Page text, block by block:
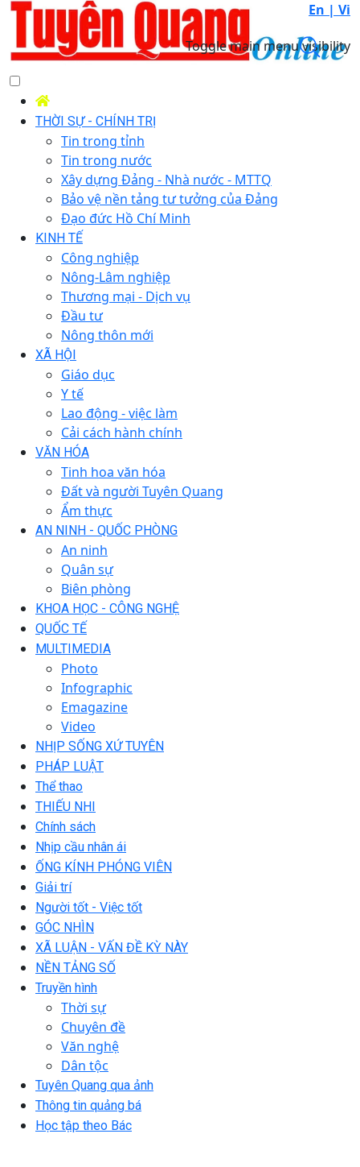
En | Vi
Toggle main menu visibility
THỜI SỰ - CHÍNH TRỊ
Tin trong tỉnh
Tin trong nước
Xây dựng Đảng - Nhà nước - MTTQ
Bảo vệ nền tảng tư tưởng của Đảng
Đạo đức Hồ Chí Minh
KINH TẾ
Công nghiệp
Nông-Lâm nghiệp
Thương mại - Dịch vụ
Đầu tư
Nông thôn mới
XÃ HỘI
Giáo dục
Y tế
Lao động - việc làm
Cải cách hành chính
VĂN HÓA
Tinh hoa văn hóa
Đất và người Tuyên Quang
Ẩm thực
AN NINH - QUỐC PHÒNG
An ninh
Quân sự
Biên phòng
KHOA HỌC - CÔNG NGHỆ
QUỐC TẾ
MULTIMEDIA
Photo
Infographic
Emagazine
Video
NHỊP SỐNG XỨ TUYÊN
PHÁP LUẬT
Thể thao
THIẾU NHI
Chính sách
Nhịp cầu nhân ái
ỐNG KÍNH PHÓNG VIÊN
Giải trí
Người tốt - Việc tốt
GÓC NHÌN
XÃ LUẬN - VẤN ĐỀ KỲ NÀY
NỀN TẢNG SỐ
Truyền hình
Thời sự
Chuyên đề
Văn nghệ
Dân tộc
Tuyên Quang qua ảnh
Thông tin quảng bá
Học tập theo Bác